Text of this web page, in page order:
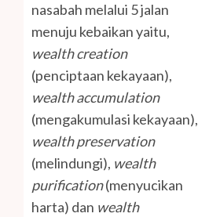
nasabah melalui 5 jalan
menuju kebaikan yaitu,
wealth creation
(penciptaan kekayaan),
wealth accumulation
(mengakumulasi kekayaan),
wealth preservation
(melindungi), wealth
purification(menyucikan
harta) dan wealth